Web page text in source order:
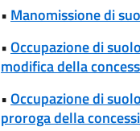
• Manomissione di
•Occupazione di
modifica della
•Occupazione di
proroga della